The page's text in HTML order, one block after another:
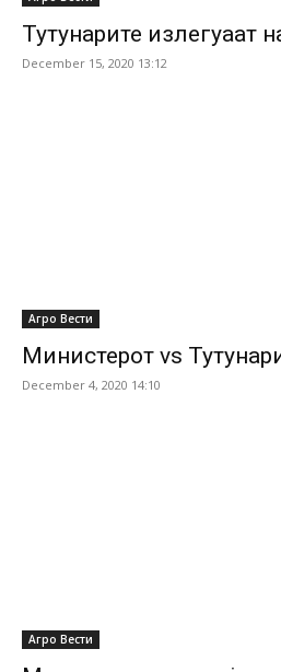
Тутунарите излегуаат
December 15, 2020 13:12
Агро Вести
Министерот vs
December 4, 2020 14:10
Агро Вести